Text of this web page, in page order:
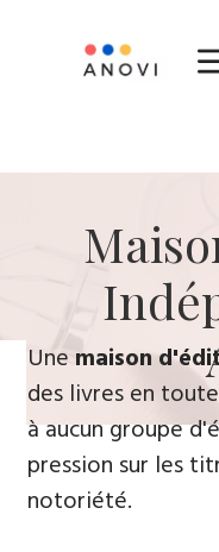
​Une maison
des livres en
à aucun groupe
pression sur les
notoriété.